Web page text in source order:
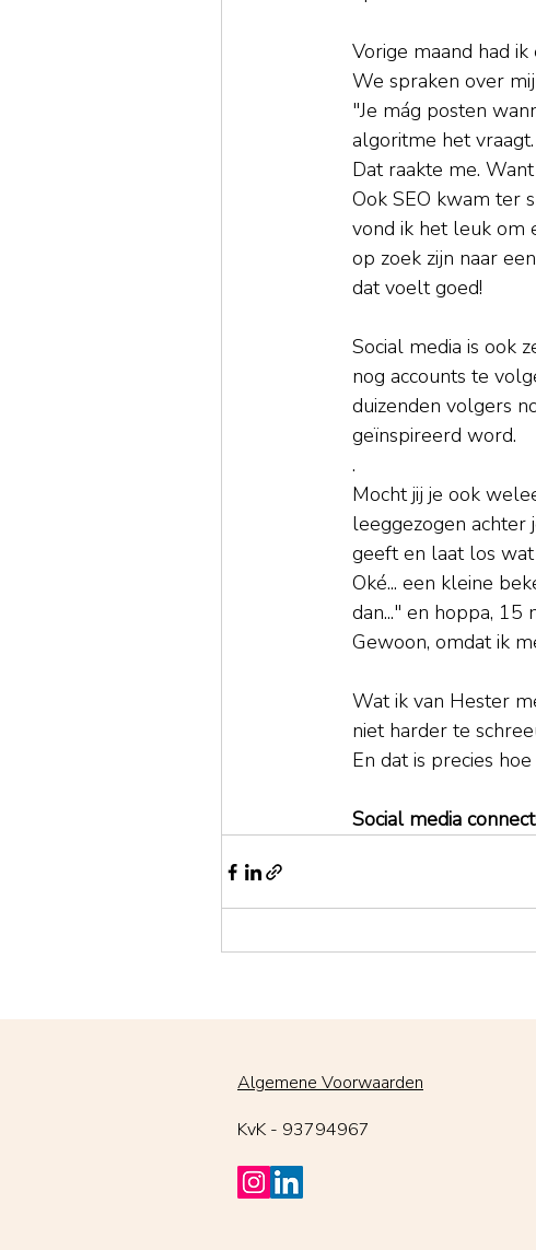
Vorige maand had
We spraken over
"Je mág posten
algoritme het
Dat raakte me.
Ook SEO kwam ter
vond ik het leuk om
op zoek zijn naar
dat voelt goed!
Social media is ook
nog accounts te
duizenden volgers
geïnspireerd word.
.
Mocht jij je ook
leeggezogen achter
geeft en laat los
Oké... een kleine
dan..." en hoppa,
Gewoon, omdat ik
Wat ik van Hester
niet harder te
En dat is precies
Social media
Algemene Voorwaarden
KvK - 93794967